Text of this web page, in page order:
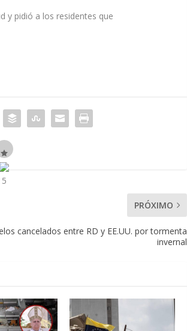
y pidió a los residentes que
PRÓXIMO
cancelados entre RD y EE.UU. por tormenta
invernal